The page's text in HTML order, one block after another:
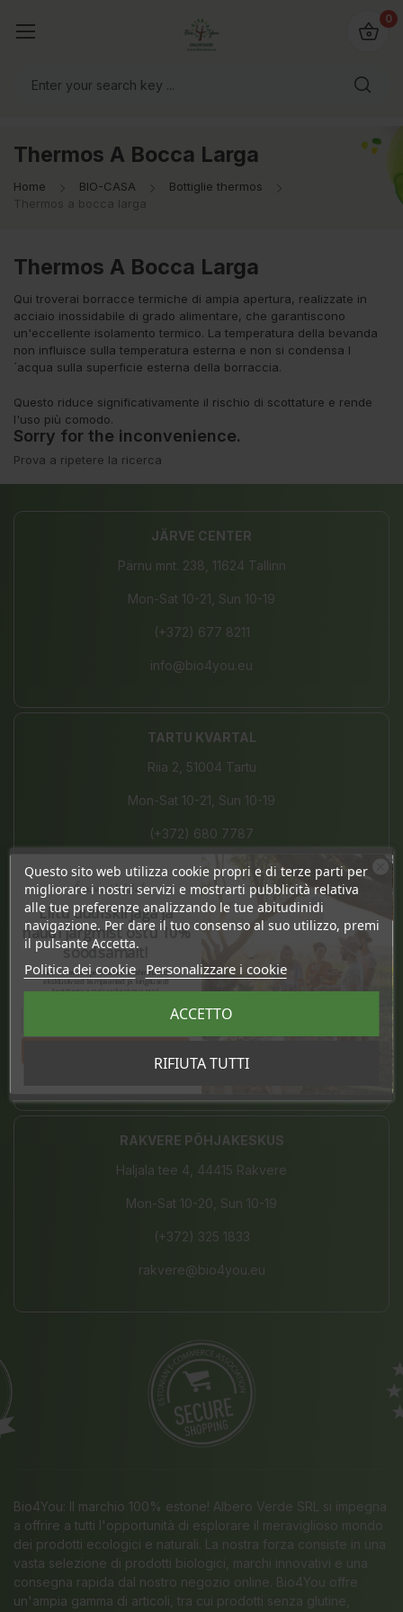
mondo!
0
Thermos A Bocca Larga
Home BIO-CASA
Bottiglie thermos
Thermos a bocca larga
Thermos A Bocca Larga
Qui troverai borracce termiche di ampia apertura, realizzate in
acciaio inossidabile di grado alimentare, che garantiscono
un'eccellente isolamento termico. La temperatura della bevanda
non influisce sulla temperatura esterna e non si condensa l
´acqua sulla superficie esterna della borraccia.
Questo riduce significativamente il rischio di scottature e rende
l'uso più comodo.
Sorry for the inconvenience.
Prova a ripetere la ricerca
JÄRVE CENTER
Pärnu mnt. 238, 11624 Tallinn
Mon-Sat 10-21, Sun 10-19
(+372) 677 8211
info@bio4you.eu
TARTU KVARTAL
Riia 2, 51004 Tartu
Mon-Sat 10-21, Sun 10-19
(+372) 680 7787
tartu@bio4you.eu
PÄRNU KAUBAMAJAKAS
Papiniidu 8, 80010 Pärnu
(+372) 442 9390
kaubamajakas@bio4you.eu
RAKVERE PÕHJAKESKUS
Haljala tee 4, 44415 Rakvere
Mon-Sat 10-20, Sun 10-19
(+372) 325 1833
rakvere@bio4you.eu
Bio4You: Il marchio 100% estone! Albero Verde SRL si impegna
a offrire a tutti l'opportunità di esplorare il meraviglioso mondo
dei prodotti ecologici e naturali. La nostra forza consiste in una
vasta selezione di prodotti biologici, marchi innovativi e una
consegna rapida dal nostro negozio online. Bio4You offre
un'ampia gamma di articoli, tra cui prodotti senza glutine,
Questo sito web utilizza cookie propri e di terze parti per
migliorare i nostri servizi e mostrarti pubblicità relativa
alle tue preferenze analizzando le tue abitudinidi
navigazione. Per dare il tuo consenso al suo utilizzo, premi
il pulsante Accetta.
Politica dei cookie Personalizzare i cookie
RIFIUTA TUTTI
ACCETTO
Ära veel lahku!
Liitu uudiskirjaga ja
naudi järgmist ostu 10%
soodsamalt!
Sind ootavad spetsiaalsed allahindlused,
eksklusiivsed kampaaniad ja kingitused!
Registreeru e-maili aadressiga ja saad